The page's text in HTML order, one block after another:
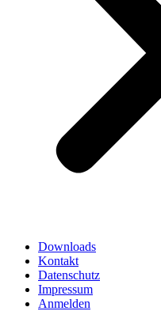
Downloads
Kontakt
Datenschutz
Impressum
Anmelden